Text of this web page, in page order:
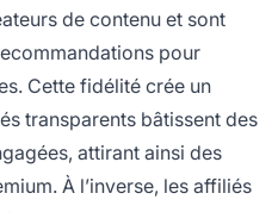
de contenu et sont
pour
Cette fidélité crée un
transparents bâtissent des
attirant ainsi des
À l’inverse, les affiliés